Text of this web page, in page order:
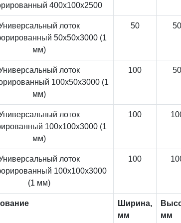
400x100x2500
лоток
50x50x3000 (1
мм)
50 50
лоток
100x50x3000 (1
мм)
100 50
лоток
100x100x3000 (1
мм)
100
лоток
100x100x3000
(1 мм)
100
Ширина,
мм
мм